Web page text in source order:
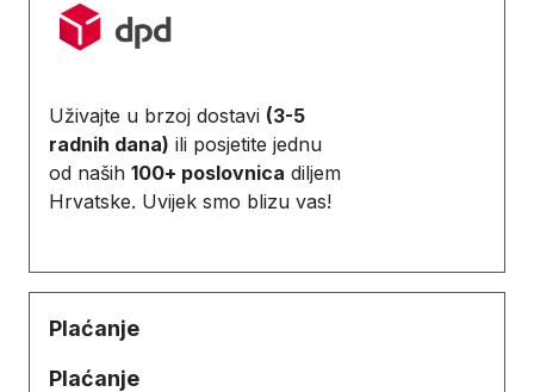
Uživajte u brzoj dostavi (3-5
radnih dana) ili posjetite jednu
od naših 100+ poslovnica diljem
Hrvatske. Uvijek smo blizu vas!
Plaćanje
Plaćanje